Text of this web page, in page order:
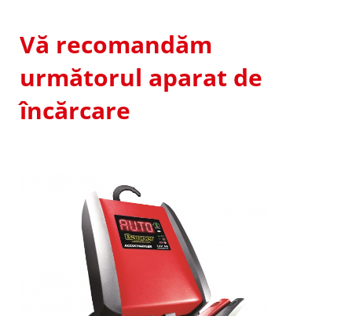
Vă recomandăm
următorul aparat de
încărcare